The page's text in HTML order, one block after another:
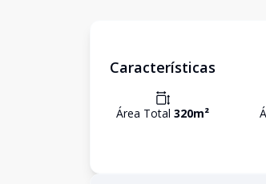
Características
Área Total 320m²